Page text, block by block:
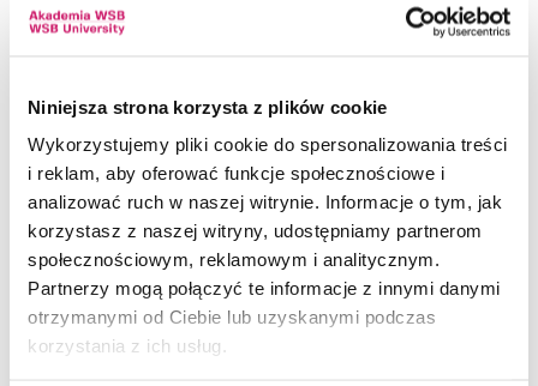
Niniejsza strona korzysta z plików cookie
Wykorzystujemy pliki cookie do spersonalizowania treści
i reklam, aby oferować funkcje społecznościowe i
analizować ruch w naszej witrynie. Informacje o tym, jak
korzystasz z naszej witryny, udostępniamy partnerom
społecznościowym, reklamowym i analitycznym.
Partnerzy mogą połączyć te informacje z innymi danymi
otrzymanymi od Ciebie lub uzyskanymi podczas
korzystania z ich usług.
Kancelaria Adwokatów
i Radców Prawnych...
26.06.2026
Akademia WSB
z pierwszym w Polsce
akademickim Klubem
Historycznym im....